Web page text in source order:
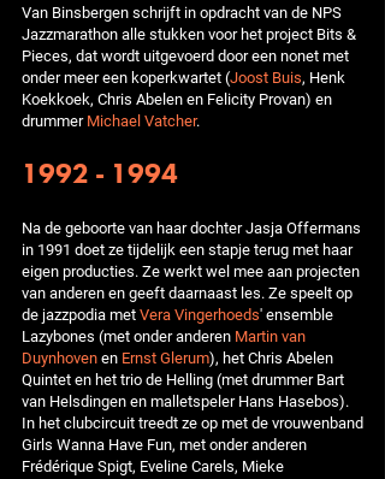
Van Binsbergen schrijft in opdracht van de NPS
Jazzmarathon alle stukken voor het project Bits &
Pieces, dat wordt uitgevoerd door een nonet met
onder meer een koperkwartet (Joost Buis, Henk
Koekkoek, Chris Abelen en Felicity Provan) en
drummerMichael Vatcher.
1992 - 1994
Na de geboorte van haar dochter Jasja Offermans
in 1991 doet ze tijdelijk een stapje terug met haar
eigen producties. Ze werkt wel mee aan projecten
van anderen en geeft daarnaast les. Ze speelt op
de jazzpodia metVera Vingerhoeds' ensemble
Lazybones (met onder anderen Martin van
Duynhovenen Ernst Glerum), het Chris Abelen
Quintet en het trio de Helling (met drummer Bart
van Helsdingen en malletspeler Hans Hasebos).
In het clubcircuit treedt ze op met de vrouwenband
Girls Wanna Have Fun, met onder anderen
Frédérique Spigt, Eveline Carels, Mieke